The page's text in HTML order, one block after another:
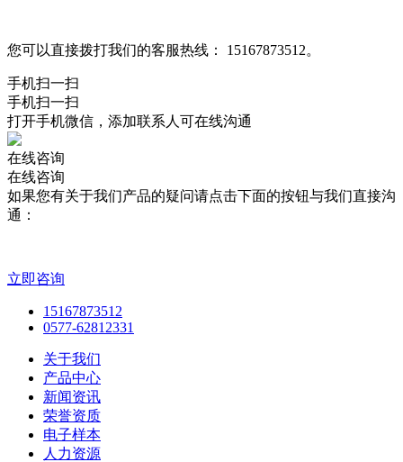
您可以直接拨打我们的客服热线： 15167873512。
手机扫一扫
手机扫一扫
打开手机微信，添加联系人可在线沟通
在线咨询
在线咨询
如果您有关于我们产品的疑问请点击下面的按钮与我们直接沟
通：
立即咨询
15167873512
0577-62812331
关于我们
产品中心
新闻资讯
荣誉资质
电子样本
人力资源